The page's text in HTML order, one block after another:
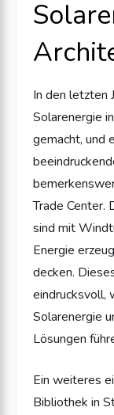
In den letzten
Solarenergie
gemacht, und
Trade Center.
sind mit
Energie
decken.
eindrucksvoll,
Solarenergie
Lösungen
Ein weiteres
Bibliothek in